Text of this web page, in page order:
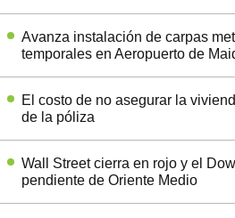
Avanza instalación de carpas
temporales en Aeropuerto de
El costo de no asegurar la
de la póliza
Wall Street cierra en rojo y el
pendiente de Oriente Medio